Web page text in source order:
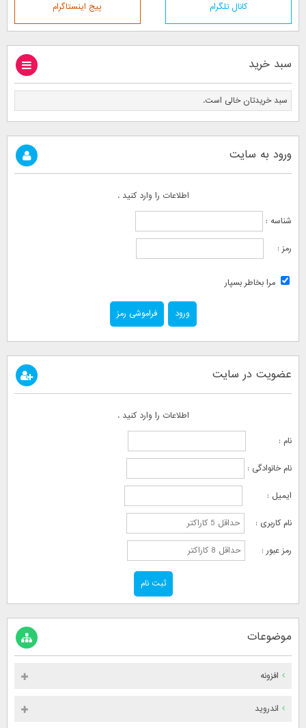
کانال تلگرام پیج اینستاگرام
سبد خرید
سبد خریدتان خالی است.
ورود به سایت
اطلاعات را وارد کنید .
شناسه :
رمز :
مرا بخاطر بسپار
فراموشی رمز
عضویت در سایت
اطلاعات را وارد کنید .
نام :
نام خانوادگی :
ایمیل :
نام کاربری :
رمز عبور :
موضوعات
افزونه
اندروید